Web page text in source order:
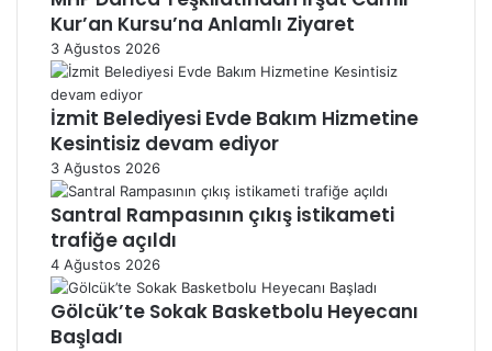
Kur’an Kursu’na Anlamlı Ziyaret
3 Ağustos 2026
İzmit Belediyesi Evde Bakım Hizmetine
Kesintisiz devam ediyor
3 Ağustos 2026
Santral Rampasının çıkış istikameti
trafiğe açıldı
4 Ağustos 2026
Gölcük’te Sokak Basketbolu Heyecanı
Başladı